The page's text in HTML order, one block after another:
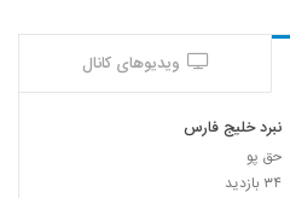
ویدیوهای کانال
نبرد خلیج فارس
حق پو
۳۴ بازدید